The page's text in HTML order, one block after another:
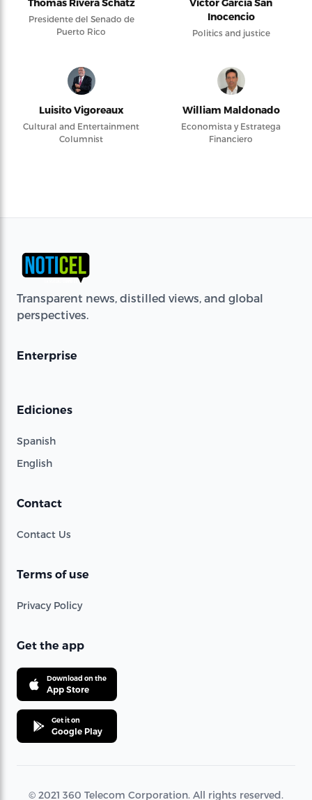
Thomas Rivera Schatz
Presidente del Senado de
Puerto Rico
Víctor García San
Inocencio
Politics and justice
Luisito Vigoreaux
Cultural and Entertainment
Columnist
William Maldonado
Economista y Estratega
Financiero
Transparent news, distilled views, and global
perspectives.
Enterprise
Ediciones
Spanish
English
Contact
Contact Us
Terms of use
Privacy Policy
Get the app
Download on the
App Store
Get it on
Google Play
© 2021 360 Telecom Corporation. All rights reserved.